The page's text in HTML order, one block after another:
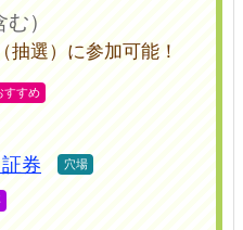
）
抽選）に参加可能！
券